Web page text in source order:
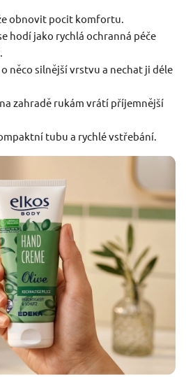
obnovit pocit komfortu.
hodí jako rychlá ochranná péče
něco silnější vrstvu a nechat ji déle
zahradě rukám vrátí příjemnější
tubu a rychlé vstřebání.